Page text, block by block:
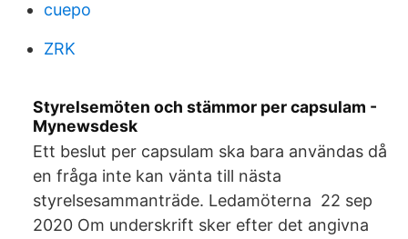
cuepo
ZRK
Styrelsemöten och stämmor per capsulam -
Mynewsdesk
Ett beslut per capsulam ska bara användas då
en fråga inte kan vänta till nästa
styrelsesammanträde. Ledamöterna 22 sep
2020 Om underskrift sker efter det angivna